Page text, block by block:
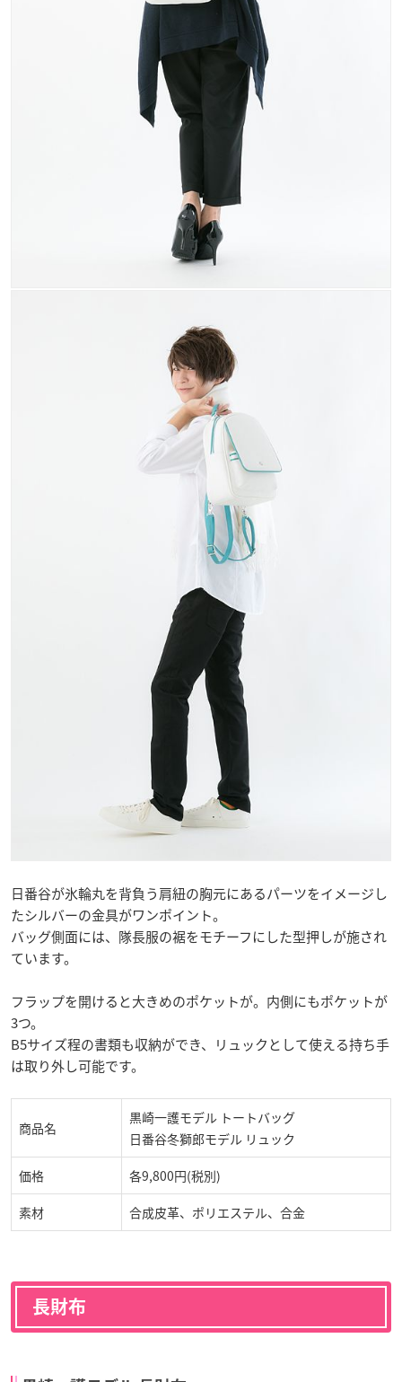
日番谷が氷輪丸を背負う肩紐の胸元にあるパーツをイメージし
たシルバーの金具がワンポイント。
バッグ側面には、隊長服の裾をモチーフにした型押しが施され
ています。
フラップを開けると大きめのポケットが。内側にもポケットが
3つ。
B5サイズ程の書類も収納ができ、リュックとして使える持ち手
は取り外し可能です。
商品名
黒崎一護モデル トートバッグ
日番谷冬獅郎モデル リュック
価格 各9,800円(税別)
素材 合成皮革、ポリエステル、合金
長財布